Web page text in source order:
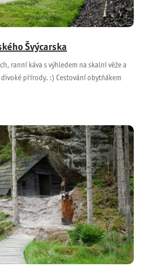
Švýcarska
ranní káva s výhledem na skalní věže a
přírody. :) Cestování obytňákem